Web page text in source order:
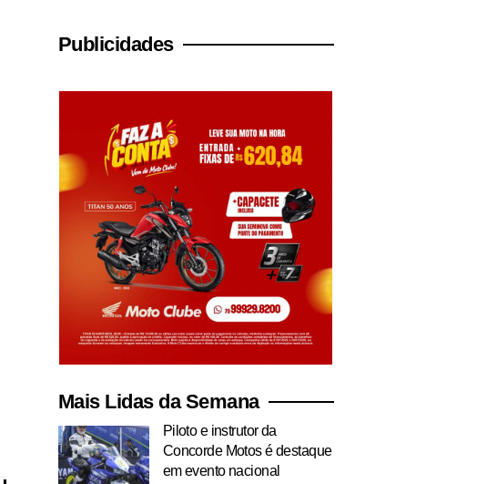
Publicidades
Mais Lidas da Semana
Piloto e instrutor da
Concorde Motos é destaque
em evento nacional